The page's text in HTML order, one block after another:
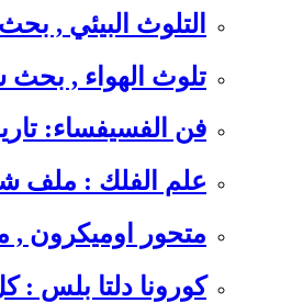
التلوث البيئي ,
تلوث الهواء , بحث
فن الفسيفساء:
علم الفلك : ملف
متحور اوميكرون ,
كورونا دلتا بلس